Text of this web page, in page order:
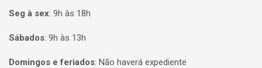
Seg à sex: 9h às 18h
Sábados: 9h às 13h
Domingos e feriados: Não haverá expediente